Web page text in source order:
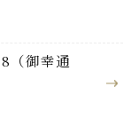
（御幸通